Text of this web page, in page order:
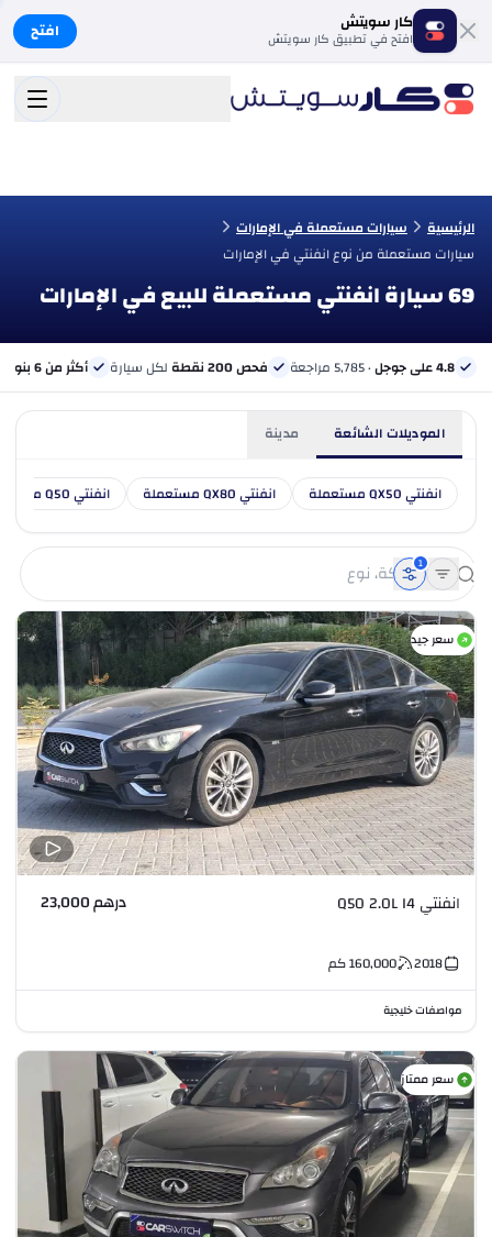
كار سويتش
افتح في تطبيق كار سويتش افتح
الرئيسية
سيارات مستعملة في الإمارات
سيارات مستعملة من نوع انفنتي في الإمارات
69 سيارة انفنتي مستعملة للبيع في الإمارات
4.8 على جوجل · 5,785 مراجعة فحص 200 نقطة لكل سيارة أكثر من 6 بنوك
الموديلات الشائعة مدينة
انفنتي QX50 مستعملة انفنتي QX80 مستعملة انفنتي Q50 مستعملة
1
سعر جيد
انفنتي Q50 2.0L I4 درهم 23,000
2018
160,000كم
مواصفات خليجية
سعر ممتاز